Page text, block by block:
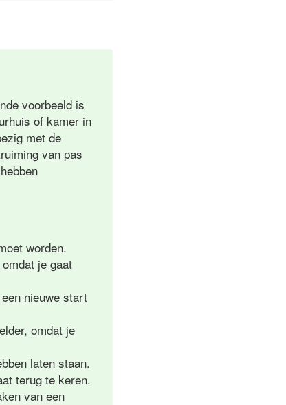
voorbeeld is
of kamer in
met de
van pas
worden.
je gaat
nieuwe start
omdat je
laten staan.
terug te keren.
van een